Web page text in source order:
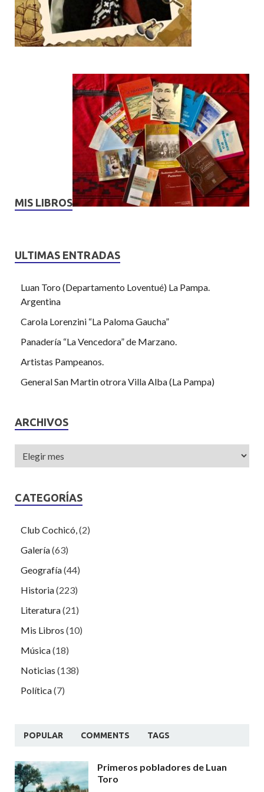
MIS LIBROS
ULTIMAS ENTRADAS
Luan Toro (Departamento Loventué) La Pampa.
Argentina
Carola Lorenzini “La Paloma Gaucha”
Panadería “La Vencedora” de Marzano.
Artistas Pampeanos.
General San Martin otrora Villa Alba (La Pampa)
ARCHIVOS
CATEGORÍAS
Club Cochicó, (2)
Galería(63)
Geografía(44)
Historia(223)
Literatura(21)
Mis Libros (10)
Música(18)
Noticias (138)
Política(7)
POPULAR COMMENTS TAGS
Primeros pobladores de Luan
Toro